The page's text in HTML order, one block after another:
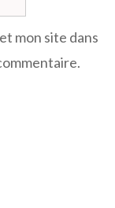
mon site dans